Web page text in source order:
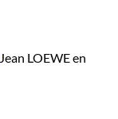
Jean LOEWE en